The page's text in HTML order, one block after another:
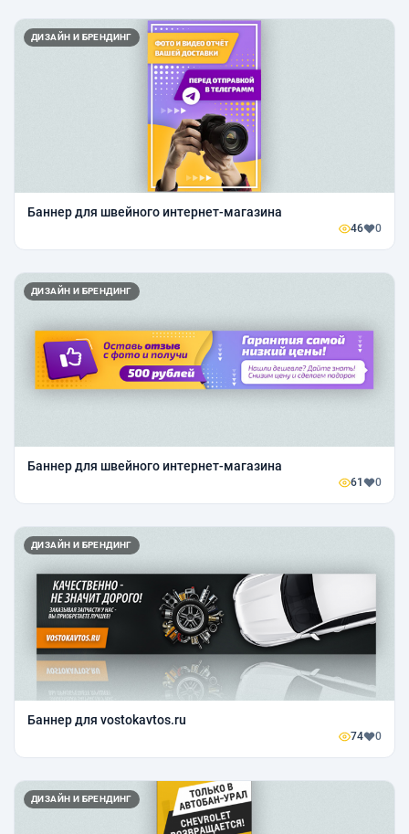
ДИЗАЙН И БРЕНДИНГ
Баннер для швейного интернет-магазина
46 0
ДИЗАЙН И БРЕНДИНГ
Баннер для швейного интернет-магазина
61 0
ДИЗАЙН И БРЕНДИНГ
Баннер для vostokavtos.ru
74 0
ДИЗАЙН И БРЕНДИНГ